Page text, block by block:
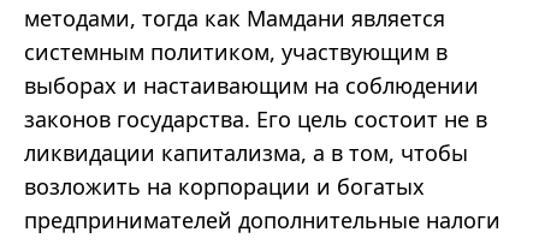
методами, тогда как Мамдани является
системным политиком, участвующим в
выборах и настаивающим на соблюдении
законов государства. Его цель состоит не в
ликвидации капитализма, а в том, чтобы
возложить на корпорации и богатых
предпринимателей дополнительные налоги